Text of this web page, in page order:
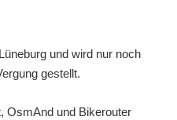
und wird nur noch
gestellt.
OsmAnd und Bikerouter